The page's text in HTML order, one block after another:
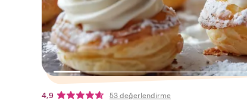
4,9 53 değerlendirme